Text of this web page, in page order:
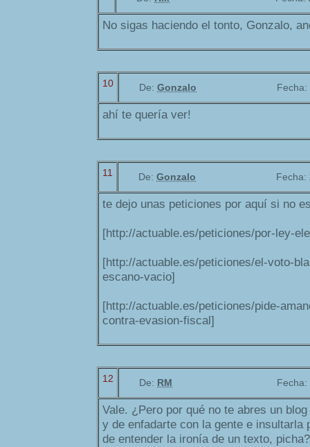
No sigas haciendo el tonto, Gonzalo,
10 De: Gonzalo Fecha:
ahí te quería ver!
11 De: Gonzalo Fecha:
te dejo unas peticiones por aquí si no
[http://actuable.es/peticiones/por-ley-
[http://actuable.es/peticiones/el-voto-
escano-vacio]
[http://actuable.es/peticiones/pide-
contra-evasion-fiscal]
12 De: RM Fecha:
Vale. ¿Pero por qué no te abres un
y de enfadarte con la gente e insultarla
de entender la ironía de un texto, picha?